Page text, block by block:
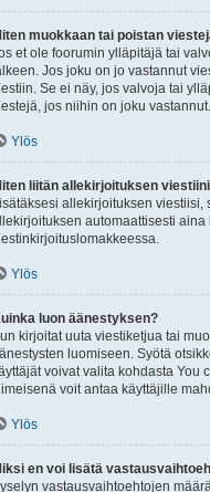
muokkaan tai poistan
et ole foorumin ylläpitäjä tai
Jos joku on jo vastannut
Se ei näy, jos valvoja tai
jos niihin on joku vastannut.
Ylös
liitän allekirjoituksen
allekirjoituksen
automaattisesti
Ylös
luon äänestyksen?
kirjoitat uuta viestiketjua tai
luomiseen. Syötä
voivat valita kohdasta You
voit antaa käyttäjille
Ylös
en voi lisätä
vastausvaihtoehtojen